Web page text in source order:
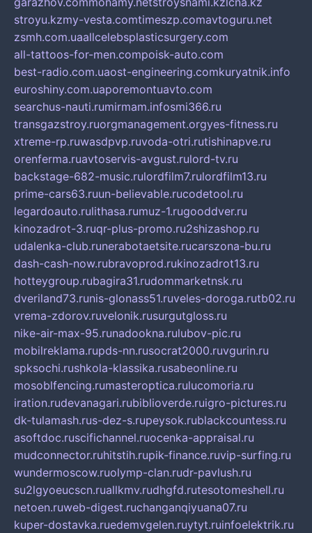
stroyu.kzmy-vesta.comtimeszp.comavtoguru.net
zsmh.com.uaallcelebsplasticsurgery.com
all-tattoos-for-men.compoisk-auto.com
best-radio.com.uaost-engineering.comkuryatnik.info
euroshiny.com.uaporemontuavto.com
searchus-nauti.rumirmam.infosmi366.ru
transgazstroy.ruorgmanagement.orgyes-fitness.ru
xtreme-rp.ruwasdpvp.ruvoda-otri.rutishinapve.ru
orenferma.ruavtoservis-avgust.rulord-tv.ru
backstage-682-music.rulordfilm7.rulordfilm13.ru
prime-cars63.ruun-believable.rucodetool.ru
legardoauto.rulithasa.rumuz-1.rugooddver.ru
kinozadrot-3.ruqr-plus-promo.ru2shizashop.ru
udalenka-club.runerabotaetsite.rucarszona-bu.ru
dash-cash-now.rubravoprod.rukinozadrot13.ru
hotteygroup.rubagira31.rudommarketnsk.ru
dveriland73.runis-glonass51.ruveles-doroga.rutb02.ru
vrema-zdorov.ruvelonik.rusurgutgloss.ru
nike-air-max-95.runadookna.rulubov-pic.ru
mobilreklama.rupds-nn.rusocrat2000.ruvgurin.ru
spksochi.rushkola-klassika.rusabeonline.ru
mosoblfencing.rumasteroptica.rulucomoria.ru
iration.rudevanagari.rubiblioverde.ruigro-pictures.ru
dk-tulamash.rus-dez-s.rupeysok.rublackcountess.ru
asoftdoc.ruscifichannel.ruocenka-appraisal.ru
mudconnector.ruhitstih.rupik-finance.ruvip-surfing.ru
wundermoscow.ruolymp-clan.rudr-pavlush.ru
su2lgyoeucscn.ruallkmv.rudhgfd.rutesotomeshell.ru
netoen.ruweb-digest.ruchanganqiyuana07.ru
kuper-dostavka.ruedemvgelen.ruytyt.ruinfoelektrik.ru